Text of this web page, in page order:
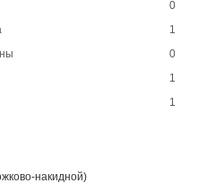
0
1
0
1
1
накидной)